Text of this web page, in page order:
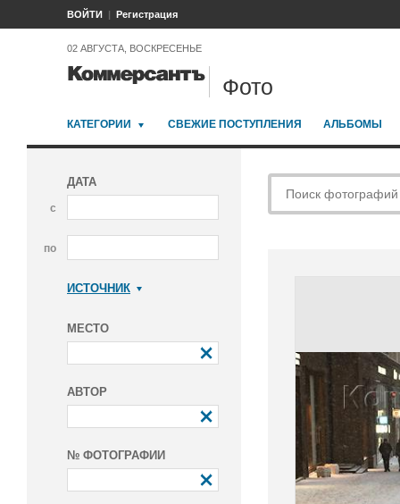
ВОЙТИ Регистрация
02 АВГУСТА, ВОСКРЕСЕНЬЕ
Фото
КАТЕГОРИИ СВЕЖИЕ ПОСТУПЛЕНИЯ АЛЬБОМЫ
ДАТА
с
по
ИСТОЧНИК
МЕСТО
АВТОР
№ ФОТОГРАФИИ